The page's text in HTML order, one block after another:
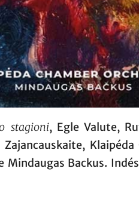
stagioni, Egle Valute,
Zajancauskaite,
Mindaugas Backus.